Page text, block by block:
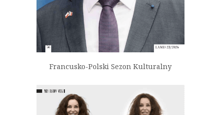
Francusko-Polski Sezon Kulturalny